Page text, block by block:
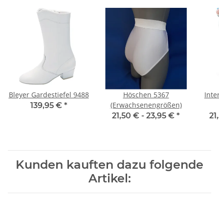
Bleyer Gardestiefel 9488
139,95 € *
Höschen 5367
(Erwachsenengrößen)
21,50 € - 23,95 € *
Kunden kauften dazu folgende
Artikel: